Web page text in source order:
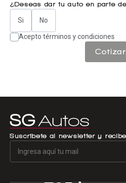
¿Deseas dar tu auto en parte
Si No
Acepto términos y condiciones
Cotizar
Suscríbete al newsletter y